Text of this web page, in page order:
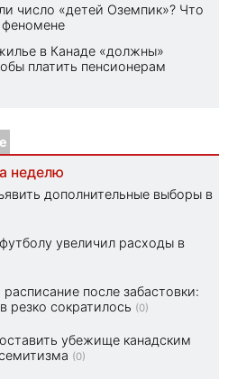
число «детей Оземпик»? Что
в Канаде «должны»
платить пенсионерам
неделю
дополнительные выборы в
увеличил расходы в
после забастовки:
резко сократилось (0)
убежище канадским
(0)